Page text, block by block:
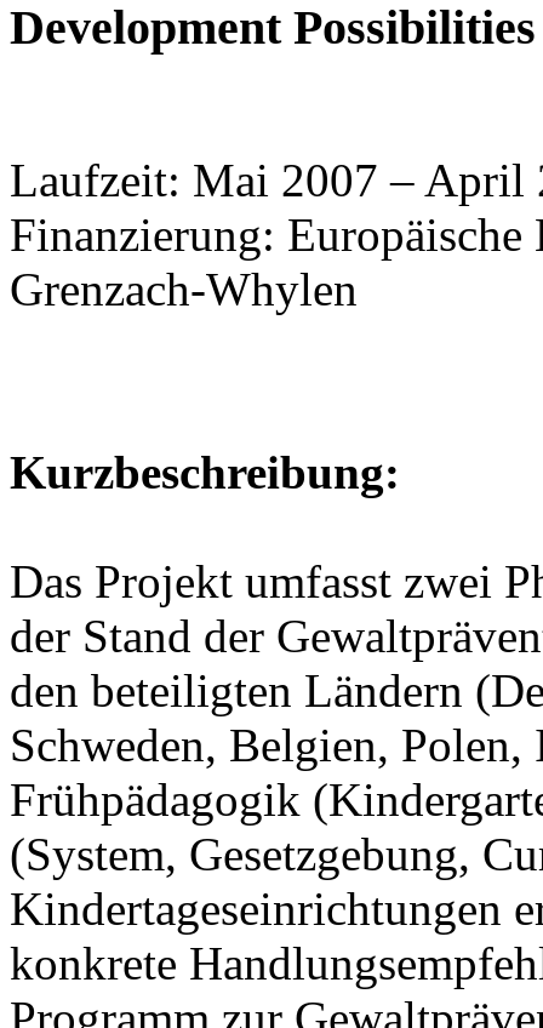
Development Possibilities
Laufzeit: Mai 2007 – April
Finanzierung:
Grenzach-Whylen
Kurzbeschreibung:
Das Projekt umfasst zwei
der Stand der
den beteiligten Ländern
Schweden, Belgien,
Frühpädagogik
(System, Gesetzgebung,
Kindertageseinrichtungen
konkrete
Programm zur